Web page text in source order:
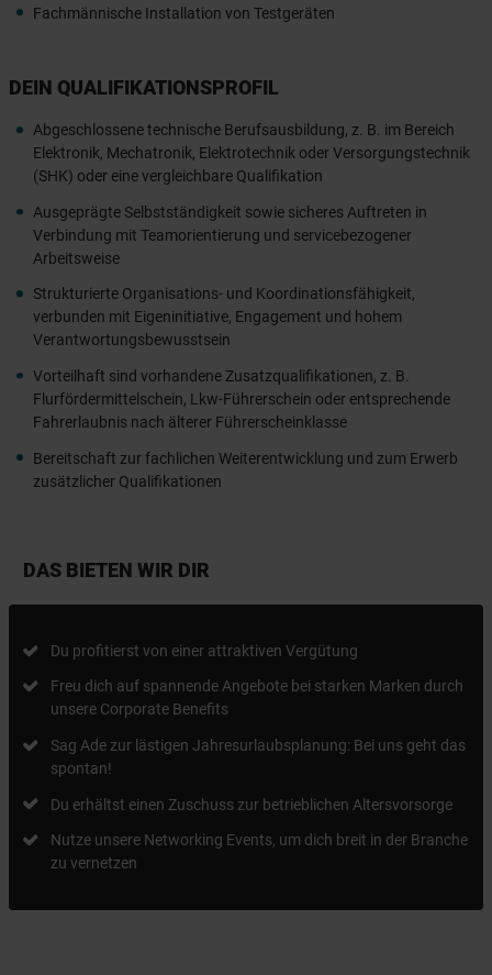
Fachmännische Installation von Testgeräten
DEIN QUALIFIKATIONSPROFIL
Abgeschlossene technische Berufsausbildung, z. B. im Bereich
Elektronik, Mechatronik, Elektrotechnik oder Versorgungstechnik
(SHK) oder eine vergleichbare Qualifikation
Ausgeprägte Selbstständigkeit sowie sicheres Auftreten in
Verbindung mit Teamorientierung und servicebezogener
Arbeitsweise
Strukturierte Organisations- und Koordinationsfähigkeit,
verbunden mit Eigeninitiative, Engagement und hohem
Verantwortungsbewusstsein
Vorteilhaft sind vorhandene Zusatzqualifikationen, z. B.
Flurfördermittelschein, Lkw-Führerschein oder entsprechende
Fahrerlaubnis nach älterer Führerscheinklasse
Bereitschaft zur fachlichen Weiterentwicklung und zum Erwerb
zusätzlicher Qualifikationen
DAS BIETEN WIR DIR
Du profitierst von einer attraktiven Vergütung
Freu dich auf spannende Angebote bei starken Marken durch
unsere Corporate Benefits
Sag Ade zur lästigen Jahresurlaubsplanung: Bei uns geht das
spontan!
Du erhältst einen Zuschuss zur betrieblichen Altersvorsorge
Nutze unsere Networking Events, um dich breit in der Branche
zu vernetzen